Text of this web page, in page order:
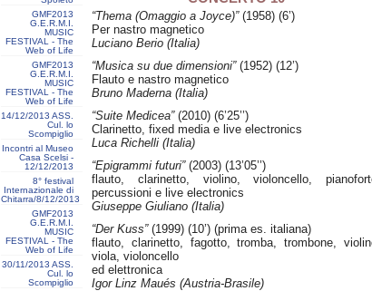
GMF2013
G.E.R.M.I.
MUSIC
FESTIVAL - The
Web of Life
GMF2013
G.E.R.M.I.
MUSIC
FESTIVAL - The
Web of Life
14/12/2013 ASS.
Cul. lo
Scompiglio
Incontri al Museo
Casa Scelsi -
12/12/2013
8° festival
Internazionale di
Chitarra/8/12/2013
GMF2013
G.E.R.M.I.
MUSIC
FESTIVAL - The
Web of Life
30/11/2013 ASS.
Cul. lo
Scompiglio
“Thema (Omaggio a Joyce)”(1958) (6’)
Per nastro magnetico
Luciano Berio (Italia)
“Musica su due dimensioni” (1952) (12’)
Flauto e nastro magnetico
Bruno Maderna (Italia)
“Suite Medicea” (2010) (6’25’’)
Clarinetto, fixed media e live electronics
Luca Richelli (Italia)
“Epigrammi futuri”(2003) (13’05’’)
flauto, clarinetto, violino, violoncello,
percussioni e live electronics
Giuseppe Giuliano (Italia)
“Der Kuss” (1999) (10’) (prima es. italiana)
flauto, clarinetto, fagotto, tromba, trombone,
viola, violoncello
ed elettronica
Igor Linz Maués (Austria-Brasile)